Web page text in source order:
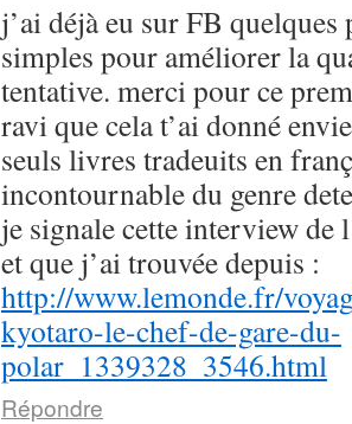
j’ai déjà eu sur FB quelques
simples pour améliorer la
tentative. merci pour ce
ravi que cela t’ai donné
seuls livres tradeuits en
incontournable du genre
je signale cette interview de
et que j’ai trouvée depuis :
http://www.lemonde.fr/
kyotaro-le-chef-de-gare-du-
polar_1339328_3546.html
Répondre